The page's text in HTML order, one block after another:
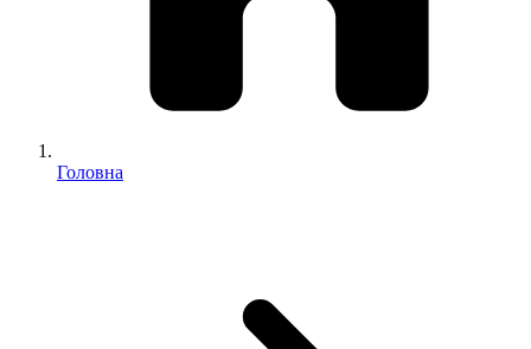
Головна